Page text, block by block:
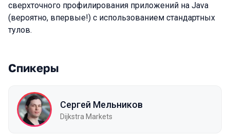
сверхточного профилирования приложений на Java
(вероятно, впервые!) с использованием стандартных
тулов.
Спикеры
Сергей Мельников
Dijkstra Markets